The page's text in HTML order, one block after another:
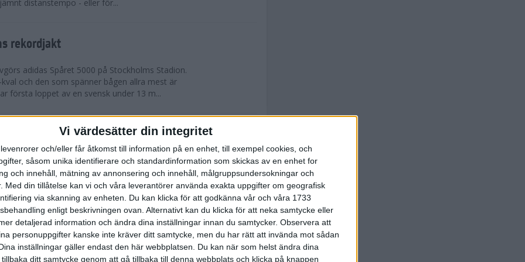
Vi värdesätter din integritet
och/eller får åtkomst till information på en enhet, till exempel cookies, och
såsom unika identifierare och standardinformation som skickas av en enhet for
och innehåll, mätning av annonsering och innehåll, målgruppsundersokningar och
Med din tillåtelse kan vi och våra leverantörer använda exakta uppgifter om geografisk
via skanning av enheten. Du kan klicka för att godkänna vår och våra 1733
enligt beskrivningen ovan. Alternativt kan du klicka för att neka samtycke eller
detaljerad information och ändra dina inställningar innan du samtycker. Observera att
personuppgifter kanske inte kräver ditt samtycke, men du har rätt att invända mot sådan
inställningar gäller endast den här webbplatsen. Du kan när som helst ändra dina
ditt samtycke genom att gå tillbaka till denna webbplats och klicka på knappen
distanstempo - eller för...
rekordjakt
adidas Spåret 5000 på Stockholms Stadion.
och den som spänner bågen allra mest är
första loppet av en svensk under 13 m...
veteran-VM i friidrott
VM i Friidrott i Göteborg och nu kan du vara
historiskt. Ta chansen att representera
den 13-25 augusti. Tävlingen är ...
med korta intervaller
intervaller när värmen äntligen är här – finns det